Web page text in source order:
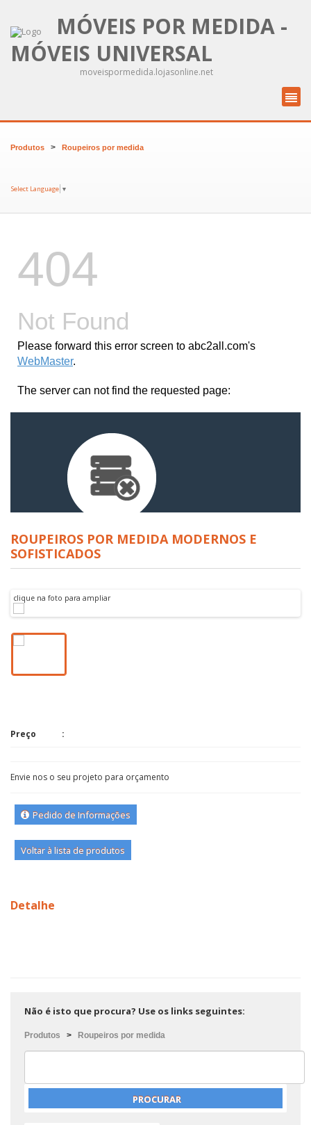
MÓVEIS POR MEDIDA -
MÓVEIS UNIVERSAL
moveispormedida.lojasonline.net
Produtos > Roupeiros por medida
Select Language ▼
ROUPEIROS POR MEDIDA MODERNOS E
SOFISTICADOS
clique na foto para ampliar
Preço
Envie nos o seu projeto para orçamento
Pedido de Informações
Voltar à lista de produtos
Detalhe
Não é isto que procura? Use os links seguintes:
Produtos > Roupeiros por medida